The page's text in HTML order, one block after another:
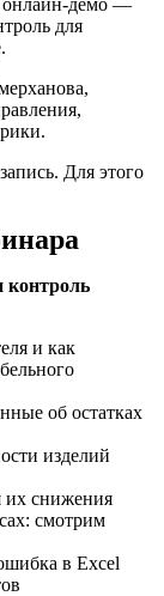
для
Для этого
контроль
и как
об остатках
изделий
их снижения
смотрим
в Excel